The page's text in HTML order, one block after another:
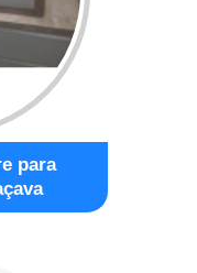
para